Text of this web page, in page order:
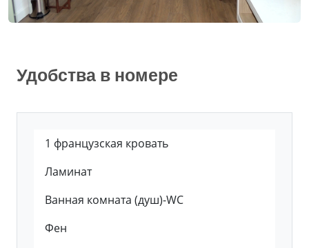
Удобства в номере
1 французская кровать
Ламинат
Ванная комната (душ)-WC
Фен